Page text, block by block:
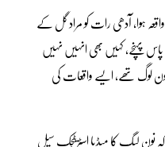
ہوا، آدھی رات کو مراد گل کے
کہیں بھی انہیں نہیں
کون لوگ تھے، ایسے واقعات کی
لیگ کا میڈیا اسٹریٹجک سیل